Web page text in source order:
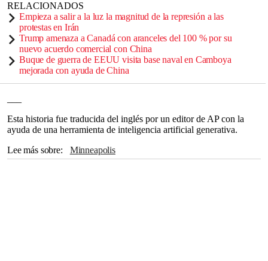
RELACIONADOS
Empieza a salir a la luz la magnitud de la represión a las
protestas en Irán
Trump amenaza a Canadá con aranceles del 100 % por su
nuevo acuerdo comercial con China
Buque de guerra de EEUU visita base naval en Camboya
mejorada con ayuda de China
Esta historia fue traducida del inglés por un editor de AP con la
ayuda de una herramienta de inteligencia artificial generativa.
Lee más sobre
Minneapolis